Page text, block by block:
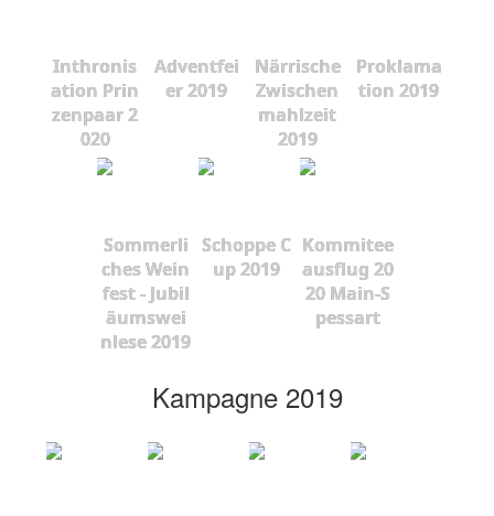
Inthronis
ation Prin
zenpaar 2
020
Adventfei
er 2019
Närrische
Zwischen
mahlzeit
2019
Proklama
tion 2019
Sommerli
ches Wein
fest - Jubil
äumswei
nlese 2019
Schoppe C
up 2019
Kommitee
ausflug 20
20 Main-S
pessart
Kampagne 2019